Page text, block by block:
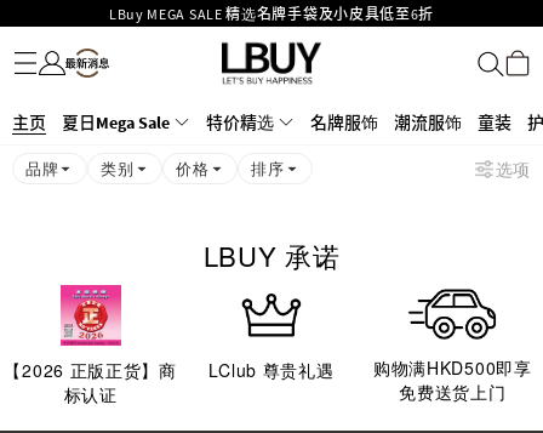
LBuy MEGA SALE 精选名牌手袋及小皮具低至6折
Goyard Hobo / Hobo Mini人气限量特别版限时原价低至75折!
LBuy呈献 - Hermès 及 Chanel 手袋及首饰低至6折，立即入手!
426号铺！
MOKO 1楼175号铺旗舰店特设名牌Hermès、CHANEL及LV专区！
购物满HKD500即享免运费！
名牌服饰
潮流服饰
童装
护肤美妆
香水香薰
个人护理
母婴护理
游戏及精品玩具
文仪用品
家居生活
电子产品
美食
医药保健
运动与户外用品
主页 夏日Mega Sale 特价精选 名牌服饰 潮流服饰 童装
品牌 类别 价格 排序 选项
LBUY 承诺
【2026 正版正货】商
标认证
LClub 尊贵礼遇
购物满HKD500即享
免费送货上门